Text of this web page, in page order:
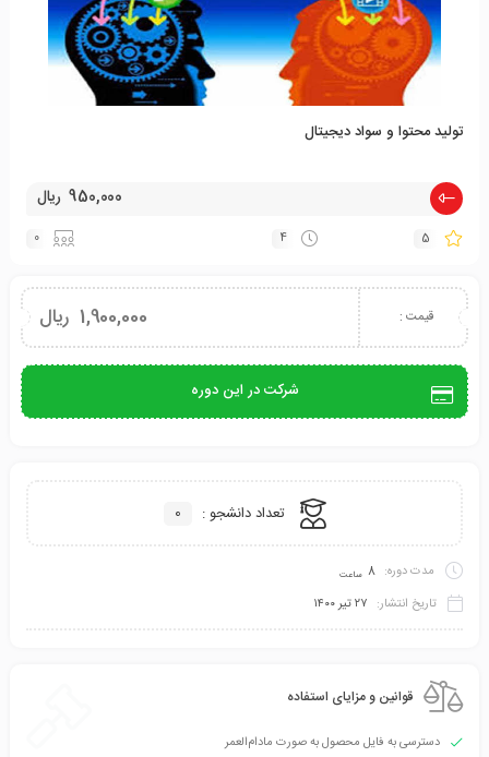
تولید محتوا و سواد دیجیتال
950,000 ریال
5
4
0
قیمت : 1,900,000 ریال
شرکت در این دوره
تعداد دانشجو : 0
مدت دوره: 8 ساعت
تاریخ انتشار: ۲۷ تیر ۱۴۰۰
قوانین و مزایای استفاده
دسترسی به فایل محصول به صورت مادام‌العمر